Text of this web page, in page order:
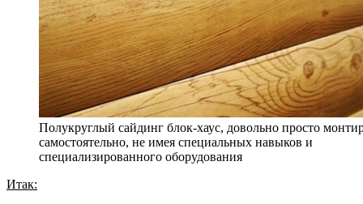
Полукруглый сайдинг блок-хаус, довольно просто
самостоятельно, не имея специальных навыков и
специализированного оборудования
Итак: